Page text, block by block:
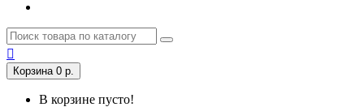
Корзина 0 р.
В корзине пусто!